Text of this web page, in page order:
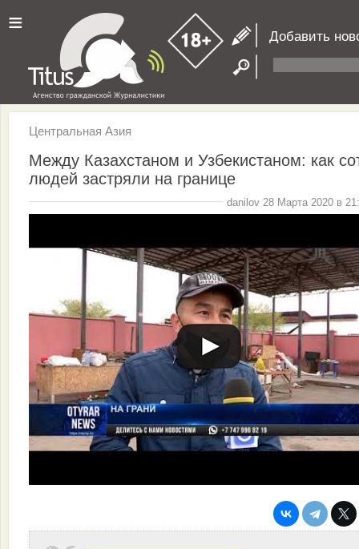
≡ Добавить
Центральная Азия
Между Казахстаном и Узбекистаном: как
людей застряли на границе
danilov 28 Марта 2020 в